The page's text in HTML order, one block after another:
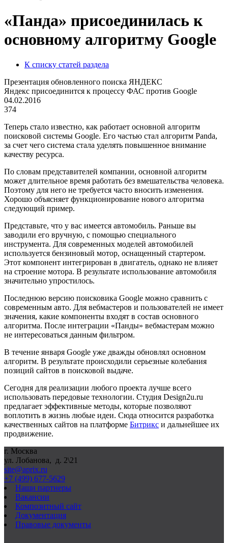
«Панда» присоединилась к
основному алгоритму Google
К списку статей раздела
Презентация обновленного поиска ЯНДЕКС
Яндекс присоединится к процессу ФАС против Google
04.02.2016
374
Теперь стало известно, как работает основной алгоритм
поисковой системы Google. Его частью стал алгоритм Panda,
за счет чего система стала уделять повышенное внимание
качеству ресурса.
По словам представителей компании, основной алгоритм
может длительное время работать без вмешательства человека.
Поэтому для него не требуется часто вносить изменения.
Хорошо объясняет функционирование нового алгоритма
следующий пример.
Представьте, что у вас имеется автомобиль. Раньше вы
заводили его вручную, с помощью специального
инструмента. Для современных моделей автомобилей
используется бензиновый мотор, оснащенный стартером.
Этот компонент интегрирован в двигатель, однако не влияет
на строение мотора. В результате использование автомобиля
значительно упростилось.
Последнюю версию поисковика Google можно сравнить с
современным авто. Для вебмастеров и пользователей не имеет
значения, какие компоненты входят в состав основного
алгоритма. После интеграции «Панды» вебмастерам можно
не интересоваться данным фильтром.
В течение января Google уже дважды обновлял основном
алгоритм. В результате происходили серьезные колебания
позиций сайтов в поисковой выдаче.
Сегодня для реализации любого проекта лучше всего
использовать передовые технологии. Студия Design2u.ru
предлагает эффективные методы, которые позволяют
воплотить в жизнь любые идеи. Сюда относится разработка
качественных сайтов на платформе Битрикс и дальнейшее их
продвижение.
г. Москва
ул. Лобанова, д. 2\21
site@aprix.ru
+7 (499) 677-5629
Наши партнеры
Вакансии
Композитный сайт
Документация
Правовые документы